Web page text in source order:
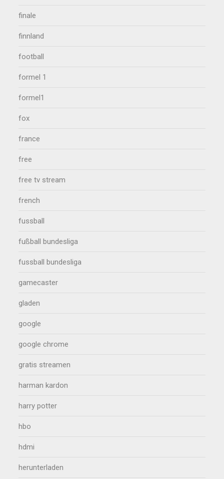
finale
finnland
football
formel 1
formel1
fox
france
free
free tv stream
french
fussball
fußball bundesliga
fussball bundesliga
gamecaster
gladen
google
google chrome
gratis streamen
harman kardon
harry potter
hbo
hdmi
herunterladen